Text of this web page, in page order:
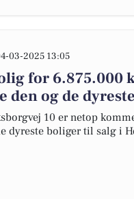
03-2025 13:05
for 6.875.000
den og de
10 er netop
dyreste boliger til salg i